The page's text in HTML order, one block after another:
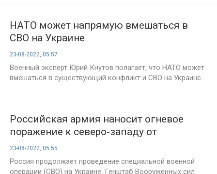
НАТО может напрямую вмешаться в
СВО на Украине
23-08-2022, 05:57
Военный эксперт Юрий Кнутов полагает, что НАТО может
вмешаться в существующий конфликт и СВО на Украине....
Российская армия наносит огневое
поражение к северо-западу от
Славянска
23-08-2022, 05:55
Россия продолжает проведение специальной военной
операции (СВО) на Украине. Генштаб Вооруженных сил